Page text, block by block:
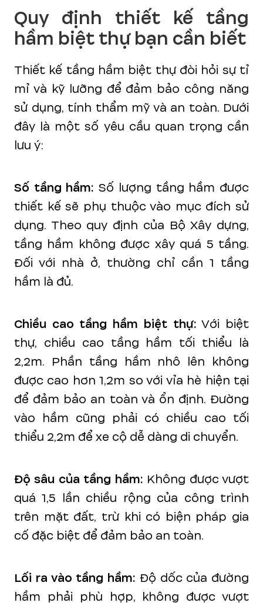
Quy định thiết kế tầng
hầm biệt thự bạn cần biết
Thiết kế tầng hầm biệt thự đòi hỏi sự tỉ
mỉ và kỹ lưỡng để đảm bảo công năng
sử dụng, tính thẩm mỹ và an toàn. Dưới
đây là một số yêu cầu quan trọng cần
lưu ý:
Số tầng hầm: Số lượng tầng hầm được
thiết kế sẽ phụ thuộc vào mục đích sử
dụng. Theo quy định của Bộ Xây dựng,
tầng hầm không được xây quá 5 tầng.
Đối với nhà ở, thường chỉ cần 1 tầng
hầm là đủ.
Chiều cao tầng hầm biệt thự: Với biệt
thự, chiều cao tầng hầm tối thiểu là
2,2m. Phần tầng hầm nhô lên không
được cao hơn 1,2m so với vỉa hè hiện tại
để đảm bảo an toàn và ổn định. Đường
vào hầm cũng phải có chiều cao tối
thiểu 2,2m để xe cộ dễ dàng di chuyển.
Độ sâu của tầng hầm: Không được vượt
quá 1,5 lần chiều rộng của công trình
trên mặt đất, trừ khi có biện pháp gia
cố đặc biệt để đảm bảo an toàn.
Lối ra vào tầng hầm: Độ dốc của đường
hầm phải phù hợp, không được vượt